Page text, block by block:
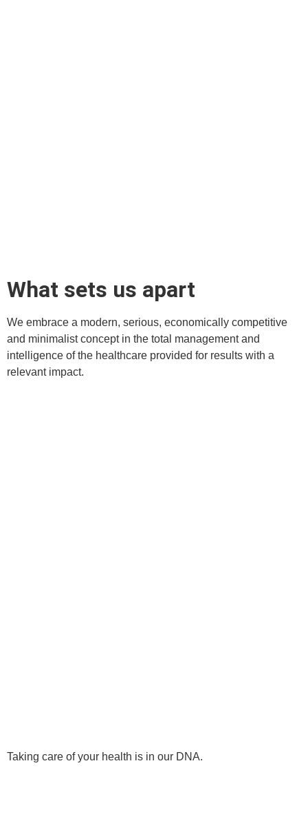
What sets us apart
We embrace a modern, serious, economically competitive
and minimalist concept in the total management and
intelligence of the healthcare provided for results with a
relevant impact.
Taking care of your health is in our DNA.